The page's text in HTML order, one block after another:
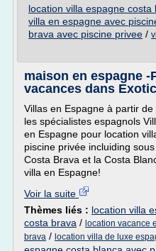
location villa espagne costa
villa en espagne avec
brava avec piscine privee /
maison en espagne -
vacances dans
Villas en Espagne à partir
les spécialistes espagnols
en Espagne pour location
piscine privée incluiding
Costa Brava et la Costa
villa en Espagne!
Voir la suite
Thèmes liés : location villa
costa brava / location vacance
brava / location villa de luxe